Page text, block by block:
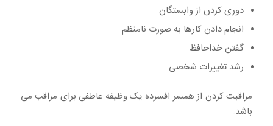
دوری کردن از وابستگان
انجام دادن کارها به صورت نامنظم
گفتن خداحافظ
رشد تغییرات شخصی
مراقبت کردن از همسر افسرده یک وظیفه عاطفی برای مراقب می
باشد.